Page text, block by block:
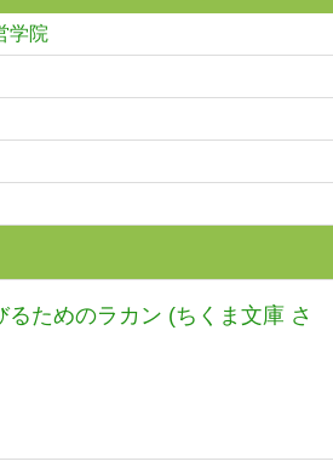
学院
るためのラカン (ちくま文庫 さ